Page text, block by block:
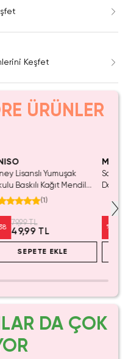
Keşfet
ÜRÜNLER
Lisanslı Yumuşak
Baskılı Kağıt Mendil
Serisi 40 Yaprak 10,5 cm
(1)
79,99 TL
49,99 TL
SEPETE EKLE
Sanrio
%
DA ÇOK